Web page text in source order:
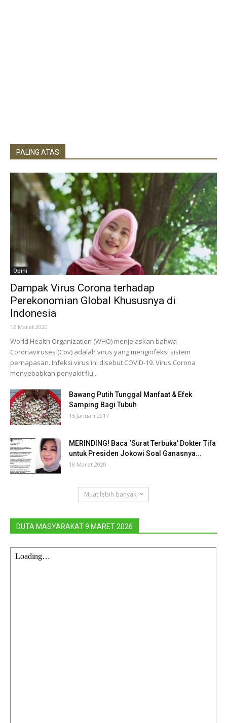
PALING ATAS
Opini
Dampak Virus Corona terhadap
Perekonomian Global Khususnya di
Indonesia
12 Maret 2020
World Health Organization (WHO) menjelaskan bahwa
Coronaviruses (Cov) adalah virus yang menginfeksi sistem
pernapasan. Infeksi virus ini disebut COVID-19. Virus Corona
menyebabkan penyakit flu...
Bawang Putih Tunggal Manfaat & Efek
Samping Bagi Tubuh
15 Januari 2017
MERINDING! Baca ‘Surat Terbuka’ Dokter Tifa
untuk Presiden Jokowi Soal Ganasnya...
18 Maret 2020
Muat lebih banyak
DUTA MASYARAKAT 9 MARET 2026